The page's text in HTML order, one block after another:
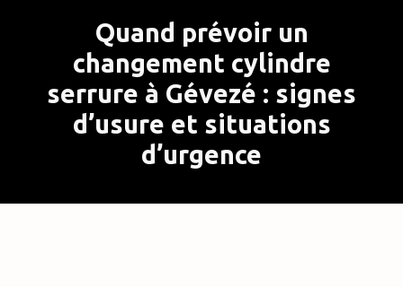
Quand prévoir un
changement cylindre
serrure à Gévezé : signes
d’usure et situations
d’urgence